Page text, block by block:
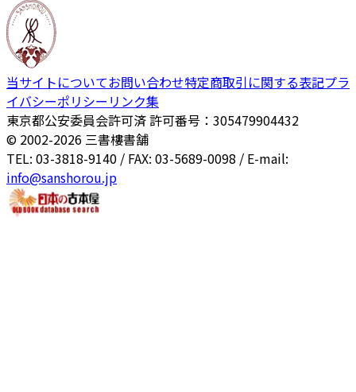
当サイトについてお問い合わせ特定商取引に関する表記プラ
イバシーポリシー リンク集
東京都公安委員会許可済 許可番号：305479904432
© 2002-2026 三書樓書舗
TEL: 03-3818-9140 / FAX: 03-5689-0098 / E-mail:
info@sanshorou.jp